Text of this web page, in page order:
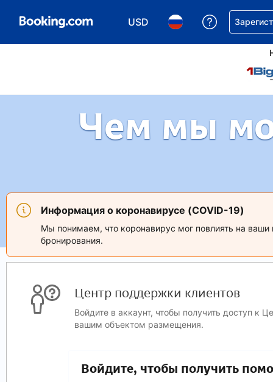
USD
Выберите валюту. Текущая
Выберите язык.
Получите
Чем мы
Информация о коронавирусе (COVID-19)
Мы понимаем, что коронавирус мог повлиять на
бронирования.
Центр поддержки клиентов
Войдите в аккаунт, чтобы получить доступ к
вашим объектом размещения.
Войдите, чтобы получить